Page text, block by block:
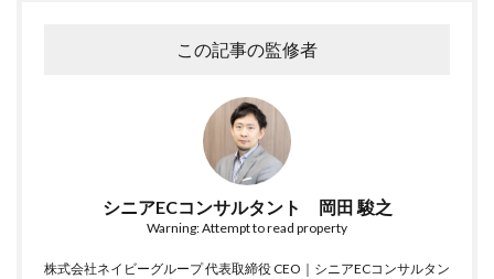
この記事の監修者
シニアECコンサルタント 岡田 駿之
Warning: Attempt to read property
株式会社ネイビーグループ 代表取締役 CEO｜シニアECコンサルタン